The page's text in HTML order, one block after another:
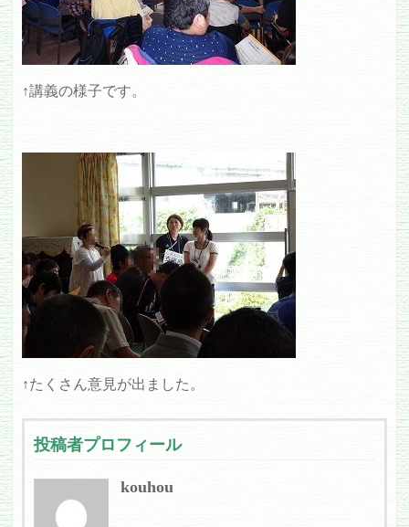
↑講義の様子です。
↑たくさん意見が出ました。
投稿者プロフィール
kouhou